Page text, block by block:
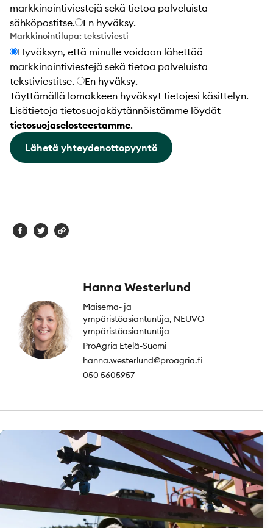
markkinointiviestejä sekä tietoa palveluista
sähköpostitse.
En hyväksy.
Markkinointilupa: tekstiviesti
Hyväksyn, että minulle voidaan lähettää
markkinointiviestejä sekä tietoa palveluista
tekstiviestitse.
En hyväksy.
Täyttämällä lomakkeen hyväksyt tietojesi käsittelyn.
Lisätietoja tietosuojakäytännöistämme löydät
tietosuojaselosteestamme.
Lähetä yhteydenottopyyntö
Hanna Westerlund
Maisema- ja
ympäristöasiantuntija, NEUVO
ympäristöasiantuntija
ProAgria Etelä-Suomi
hanna.westerlund@proagria.fi
050 5605957